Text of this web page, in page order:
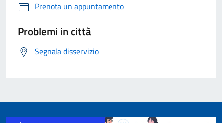
Prenota un appuntamento
Problemi in città
Segnala disservizio